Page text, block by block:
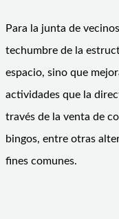
Para la junta de
techumbre de la
espacio, sino que
actividades que la
través de la venta de
bingos, entre otras
fines comunes.